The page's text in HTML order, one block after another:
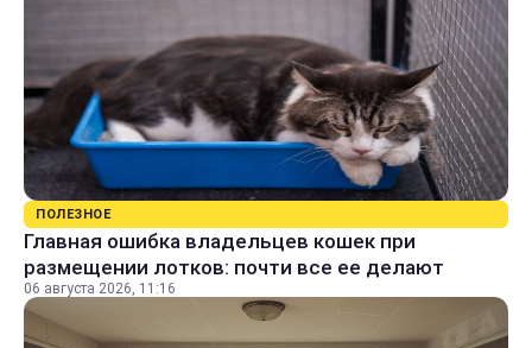
ПОЛЕЗНОЕ
Главная ошибка владельцев кошек при
размещении лотков: почти все ее делают
06 августа 2026, 11:16